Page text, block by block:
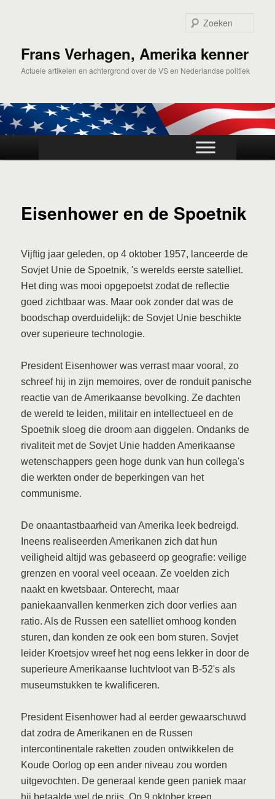
inhoudFrans Verhagen, Amerika kenner
Actuele artikelen en achtergrond over de VS en Nederlandse politiek
Eisenhower en de Spoetnik
Vijftig jaar geleden, op 4 oktober 1957, lanceerde de
Sovjet Unie de Spoetnik, 's werelds eerste satelliet.
Het ding was mooi opgepoetst zodat de reflectie
goed zichtbaar was. Maar ook zonder dat was de
boodschap overduidelijk: de Sovjet Unie beschikte
over superieure technologie.
President Eisenhower was verrast maar vooral, zo
schreef hij in zijn memoires, over de ronduit panische
reactie van de Amerikaanse bevolking. Ze dachten
de wereld te leiden, militair en intellectueel en de
Spoetnik sloeg die droom aan diggelen. Ondanks de
rivaliteit met de Sovjet Unie hadden Amerikaanse
wetenschappers geen hoge dunk van hun collega's
die werkten onder de beperkingen van het
communisme.
De onaantastbaarheid van Amerika leek bedreigd.
Ineens realiseerden Amerikanen zich dat hun
veiligheid altijd was gebaseerd op geografie: veilige
grenzen en vooral veel oceaan. Ze voelden zich
naakt en kwetsbaar. Onterecht, maar
paniekaanvallen kenmerken zich door verlies aan
ratio. Als de Russen een satelliet omhoog konden
sturen, dan konden ze ook een bom sturen. Sovjet
leider Kroetsjov wreef het nog eens lekker in door de
superieure Amerikaanse luchtvloot van B-52's als
museumstukken te kwalificeren.
President Eisenhower had al eerder gewaarschuwd
dat zodra de Amerikanen en de Russen
intercontinentale raketten zouden ontwikkelen de
Koude Oorlog op een ander niveau zou worden
uitgevochten. De generaal kende geen paniek maar
hij betaalde wel de prijs. Op 9 oktober kreeg